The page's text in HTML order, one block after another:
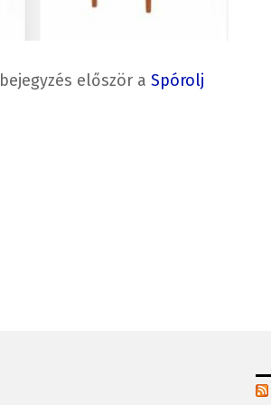
bejegyzés először a Spórolj